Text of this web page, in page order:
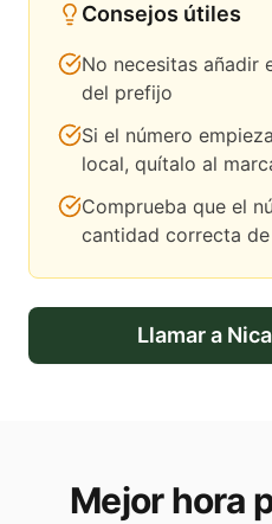
Consejos útiles
No necesitas añadir
del prefijo
Si el número
local, quítalo al
Comprueba que el
cantidad correcta
Llamar a
Mejor hora